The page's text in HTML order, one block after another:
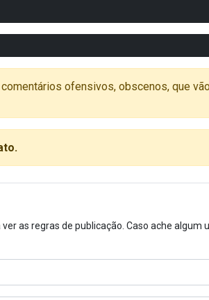
comentários ofensivos, obscenos, que
as regras de publicação. Caso ache